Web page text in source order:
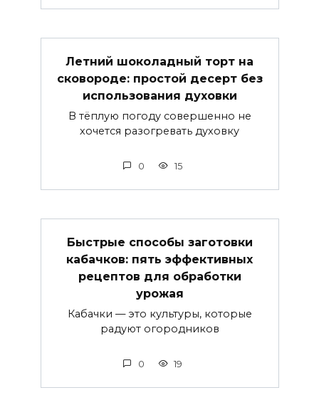
Летний шоколадный торт на
сковороде: простой десерт без
использования духовки
В тёплую погоду совершенно не
хочется разогревать духовку
0 15
Быстрые способы заготовки
кабачков: пять эффективных
рецептов для обработки
урожая
Кабачки — это культуры, которые
радуют огородников
0 19